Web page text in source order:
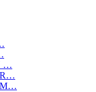
…
M…